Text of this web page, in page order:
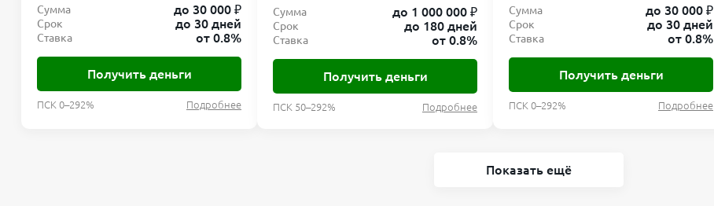
Сумма до 30 000 ₽
Срок до 30 дней
Ставка от 0.8%
Получить деньги
ПСК 0–292% Подробнее
Сумма до 1 000 000 ₽
Срок до 180 дней
Ставка от 0.8%
Получить деньги
ПСК 50–292% Подробнее
Сумма до 30 000 ₽
Срок до 30 дней
Ставка от 0.8%
Получить деньги
ПСК 0–292% Подробнее
Показать ещё